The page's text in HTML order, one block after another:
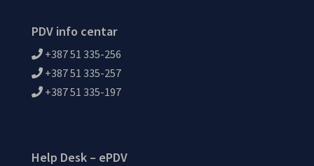
PDV info centar
+387 51 335-256
+387 51 335-257
+387 51 335-197
Help Desk – ePDV